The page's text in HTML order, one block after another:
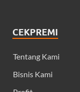
CEKPREMI
Tentang Kami
Bisnis Kami